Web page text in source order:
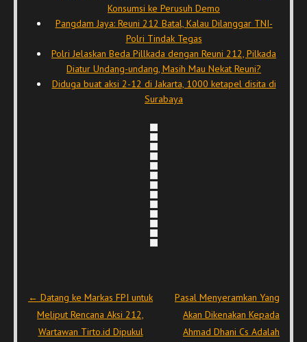
Konsumsi ke Perusuh Demo
Pangdam Jaya: Reuni 212 Batal, Kalau Dilanggar TNI-
Polri Tindak Tegas
Polri Jelaskan Beda Pillkada dengan Reuni 212, Pilkada
Diatur Undang-undang, Masih Mau Nekat Reuni?
Diduga buat aksi 2-12 di Jakarta, 1000 ketapel disita di
Surabaya
Post navigation
← Datang ke Markas FPI untuk
Meliput Rencana Aksi 212,
Wartawan Tirto.id Dipukul
Pasal Menyeramkan Yang
Akan Dikenakan Kepada
Ahmad Dhani Cs Adalah